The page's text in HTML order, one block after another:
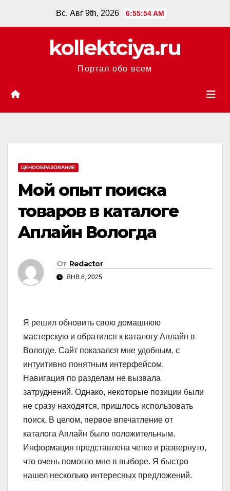
Вс. Авг 9th, 2026 6:55:55 AM
kollektciya.ru
Портал обо всем
ЦЕНООБРАЗОВАНИЕ
Мой опыт поиска
товаров в каталоге
Aплайн Вологда
От Redactor
ЯНВ 8, 2025
Я решил обновить свою домашнюю
мастерскую и обратился к каталогу Aплайн в
Вологде. Сайт показался мне удобным, с
интуитивно понятным интерфейсом.
Навигация по разделам не вызвала
затруднений. Однако, некоторые позиции были
не сразу находятся, пришлось использовать
поиск. В целом, первое впечатление от
каталога Aплайн было положительным.
Информация представлена четко и развернуто,
что очень помогло мне в выборе. Я быстро
нашел несколько интересных предложений.